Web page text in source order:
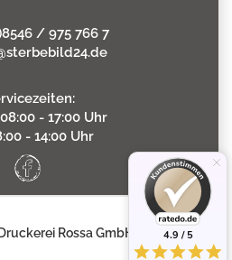
/ 975 766 7
- 17:00 Uhr
- 14:00 Uhr
Rossa GmbH 4.9 / 5